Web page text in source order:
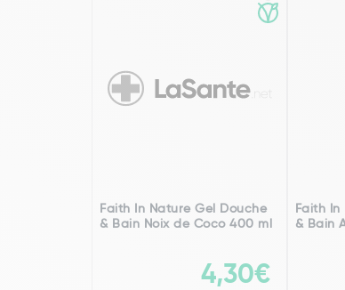
Faith In Nature Gel Douche
& Bain Noix de Coco 400 ml
4,30€
Faith
& Bain